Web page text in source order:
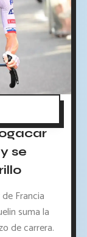
se
Francia
suma la
de carrera.